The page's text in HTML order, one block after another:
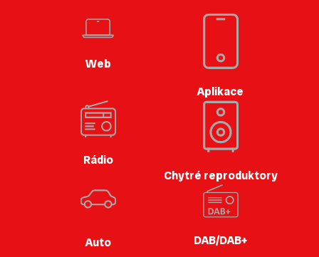
Web
Aplikace
Rádio
Chytré reproduktory
Auto DAB/DAB+